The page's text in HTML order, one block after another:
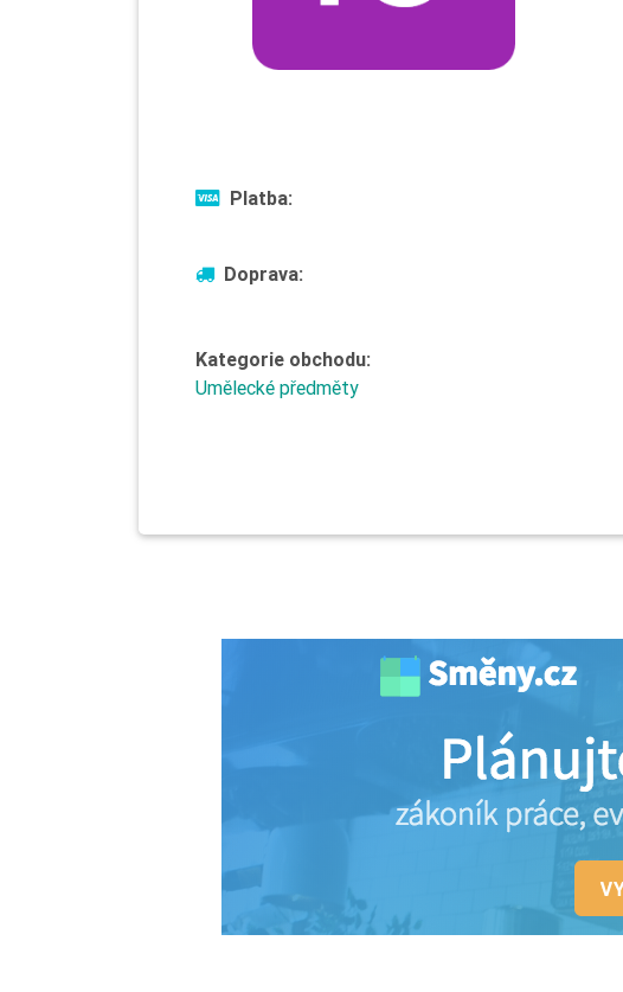
Platba:
Doprava:
Kategorie obchodu:
Umělecké předměty